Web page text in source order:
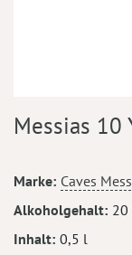
Anfang
springen
Messias 10
Mehr
Informationen
Marke Caves
Alkoholgehalt 20
Inhalt 0,5 l